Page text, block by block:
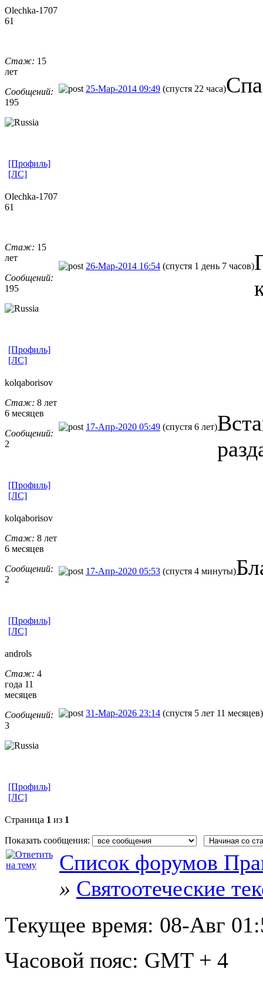
Olechka-1707
61
Стаж: 15
лет
Сообщений:
195
25-Мар-2014 09:49 (спустя 22 часа)
[Профиль]
[ЛС]
Olechka-1707
61
Стаж: 15
лет
Сообщений:
195
26-Мар-2014 16:54 (спустя 1 день 7 часов)
[Профиль]
[ЛС]
kolqaborisov
Стаж: 8 лет
6 месяцев
Сообщений:
2
17-Апр-2020 05:49 (спустя 6 лет)
[Профиль]
[ЛС]
kolqaborisov
Стаж: 8 лет
6 месяцев
Сообщений:
2
17-Апр-2020 05:53 (спустя 4 минуты)
[Профиль]
[ЛС]
androls
Стаж: 4
года 11
месяцев
Сообщений:
3
31-Мар-2026 23:14 (спустя 5 лет 11 месяцев)
[Профиль]
[ЛС]
Страница 1 из 1
Показать сообщения:
Список форумов
» Святоотеческие
Текущее время: 08-Авг
Часовой пояс: GMT + 4